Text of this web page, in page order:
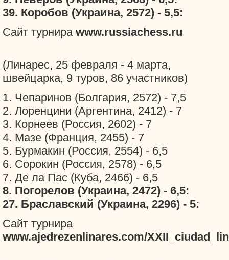
39. Коробов (Украина, 2572) - 5,5:
Сайт турнира www.russiachess.ru
(Линарес, 25 февраля - 4 марта,
швейцарка, 9 туров, 86 участников)
1. Чепаринов (Болгария, 2572) - 7,5
2. Лоренцини (Аргентина, 2412) - 7
3. Корнеев (Россия, 2602) - 7
4. Мазе (Франция, 2455) - 7
5. Бурмакин (Россия, 2554) - 6,5
6. Сорокин (Россия, 2578) - 6,5
7. Де ла Пас (Куба, 2466) - 6,5
8. Погорелов (Украина, 2472) - 6,5:
27. Браславский (Украина, 2296) - 5:
Сайт турнира
www.ajedrezenlinares.com/